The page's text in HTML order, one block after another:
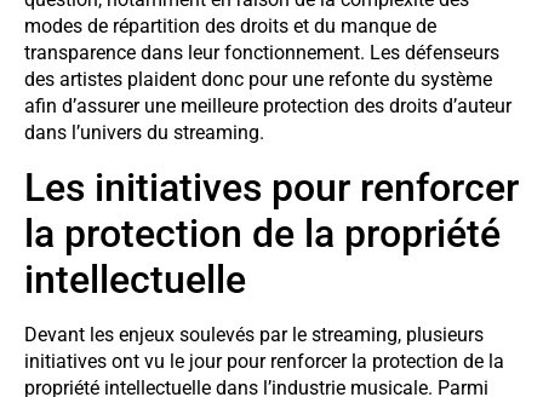
modes de répartition des droits et du manque de
transparence dans leur fonctionnement. Les défenseurs
des artistes plaident donc pour une refonte du système
afin d’assurer une meilleure protection des droits d’auteur
dans l’univers du streaming.
Les initiatives pour renforcer
la protection de la propriété
intellectuelle
Devant les enjeux soulevés par le streaming, plusieurs
initiatives ont vu le jour pour renforcer la protection de la
propriété intellectuelle dans l’industrie musicale. Parmi